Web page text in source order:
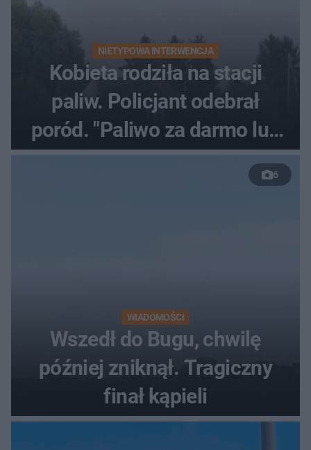
NIETYPOWA INTERWENCJA
Kobieta rodziła na stacji
paliw. Policjant odebrał
poród. "Paliwo za darmo lub
50 %!"
6
WIADOMOŚCI
Wszedł do Bugu, chwilę
później zniknął. Tragiczny
finał kąpieli